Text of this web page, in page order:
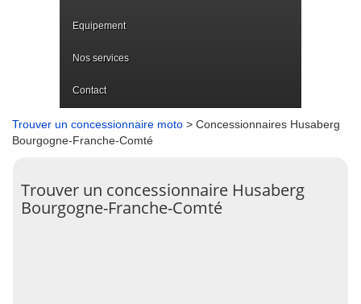
Equipement
Nos services
Contact
Trouver un concessionnaire moto > Concessionnaires Husaberg
Bourgogne-Franche-Comté
Trouver un concessionnaire Husaberg
Bourgogne-Franche-Comté